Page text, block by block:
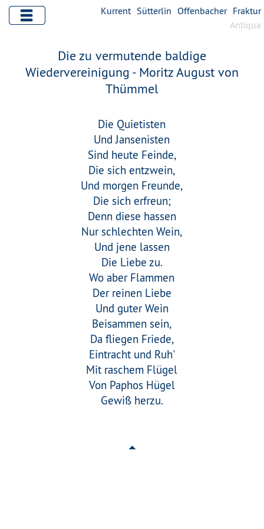
Kurrent Sütterlin Offenbacher Fraktur
Antiqua
Die zu vermutende baldige
Wiedervereinigung - Moritz August von
Thümmel
Die Quietisten
Und Jansenisten
Sind heute Feinde,
Die sich entzwein,
Und morgen Freunde,
Die sich erfreun;
Denn diese hassen
Nur schlechten Wein,
Und jene lassen
Die Liebe zu.
Wo aber Flammen
Der reinen Liebe
Und guter Wein
Beisammen sein,
Da fliegen Friede,
Eintracht und Ruh'
Mit raschem Flügel
Von Paphos Hügel
Gewiß herzu.